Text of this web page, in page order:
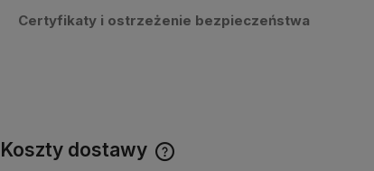
Certyfikaty i ostrzeżenie bezpieczeństwa
Koszty dostawy